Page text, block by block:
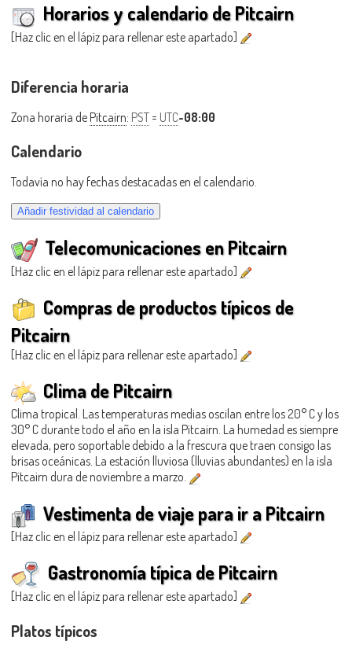
Horarios y calendario de Pitcairn
[Haz clic en el lápiz para rellenar este apartado]
Diferencia horaria
Zona horaria de Pitcairn: PST = UTC-08:00
Calendario
Todavía no hay fechas destacadas en el calendario.
Telecomunicaciones en Pitcairn
[Haz clic en el lápiz para rellenar este apartado]
Compras de productos típicos de
Pitcairn
[Haz clic en el lápiz para rellenar este apartado]
Clima de Pitcairn
Clima tropical. Las temperaturas medias oscilan entre los 20° C y los
30° C durante todo el año en la isla Pitcairn. La humedad es siempre
elevada, pero soportable debido a la frescura que traen consigo las
brisas oceánicas. La estación lluviosa (lluvias abundantes) en la isla
Pitcairn dura de noviembre a marzo.
Vestimenta de viaje para ir a Pitcairn
[Haz clic en el lápiz para rellenar este apartado]
Gastronomía típica de Pitcairn
[Haz clic en el lápiz para rellenar este apartado]
Platos típicos